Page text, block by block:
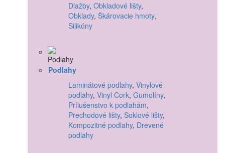
Dlažby, Obkladové lišty,
Obklady, Škárovacie hmoty,
Silikóny
Podlahy
Laminátové podlahy, Vinylové
podlahy, Vinyl Cork, Gumolíny,
Prílušenstvo k podlahám,
Prechodové lišty, Soklové lišty,
Kompozitné podlahy, Drevené
podlahy